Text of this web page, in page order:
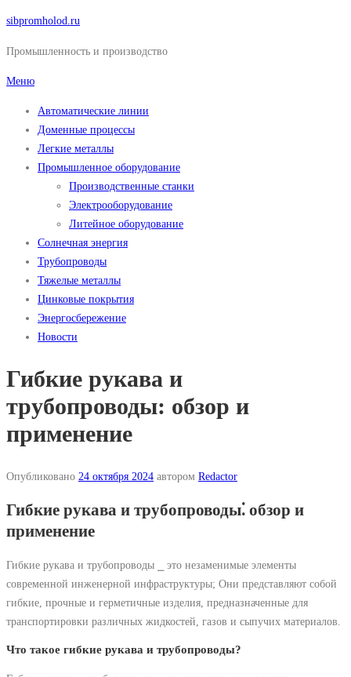
Перейти
содержимому
sibpromholod.ru
Промышленность и производство
Меню
Автоматические линии
Доменные процессы
Легкие металлы
Промышленное оборудование
Производственные станки
Электрооборудование
Литейное оборудование
Солнечная энергия
Трубопроводы
Тяжелые металлы
Цинковые покрытия
Энергосбережение
Новости
Гибкие рукава и
трубопроводы: обзор и
применение
Опубликовано 24 октября 2024 автором Redactor
Гибкие рукава и трубопроводы⁚ обзор и
применение
Гибкие рукава и трубопроводы ⎯ это незаменимые элементы
современной инженерной инфраструктуры; Они представляют собой
гибкие, прочные и герметичные изделия, предназначенные для
транспортировки различных жидкостей, газов и сыпучих материалов.
Что такое гибкие рукава и трубопроводы?